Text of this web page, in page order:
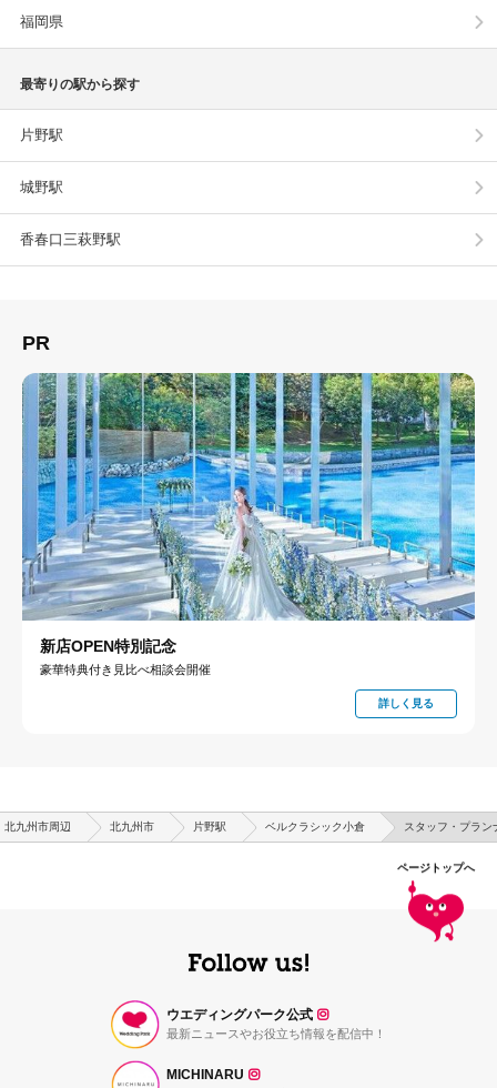
福岡県
最寄りの駅から探す
片野駅
城野駅
香春口三萩野駅
PR
新店OPEN特別記念
豪華特典付き見比べ相談会開催
詳しく見る
北九州市周辺 北九州市 片野駅 ベルクラシック小倉 スタッフ・プラン
ページトップへ
ウエディングパーク公式
最新ニュースやお役立ち情報を配信中！
MICHINARU